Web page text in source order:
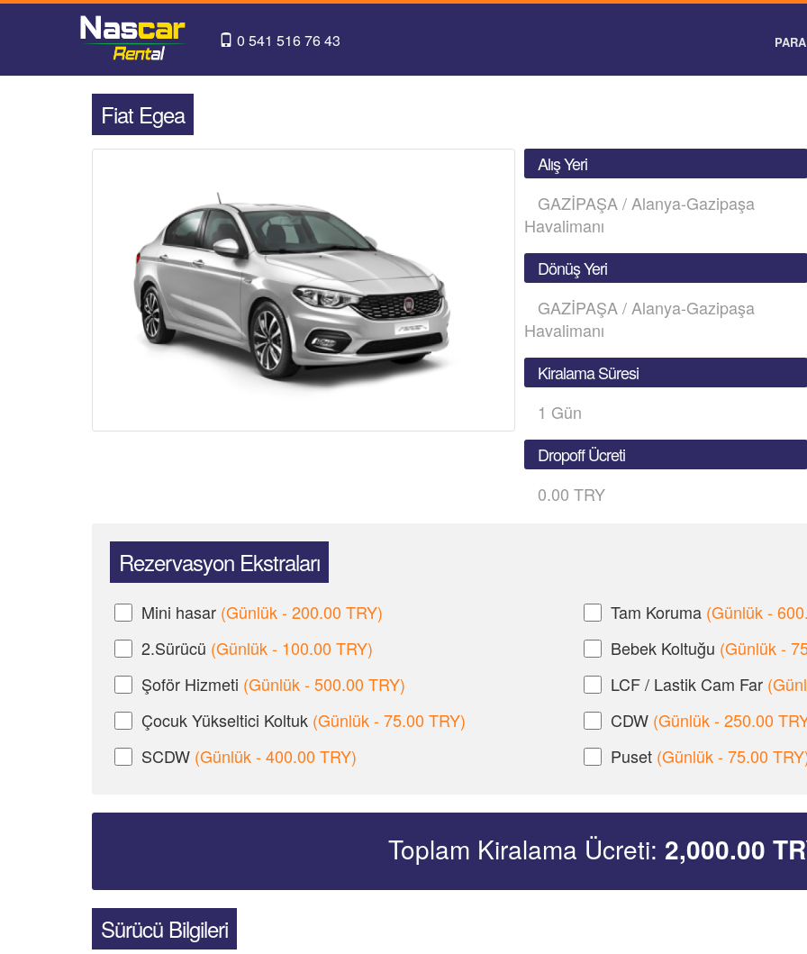
0 541 516 76 43
Fiat Egea
Alış Yeri
GAZİPAŞA / Alanya-Gazipaşa
Havalimanı
Dönüş Yeri
GAZİPAŞA / Alanya-Gazipaşa
Havalimanı
Kiralama Süresi
1 Gün
Dropoff Ücreti
0.00 TRY
Rezervasyon Ekstraları
Mini hasar (Günlük - 200.00 TRY) Tam Koruma (Günlük -
2.Sürücü (Günlük - 100.00 TRY) Bebek Koltuğu (Günlük -
Şoför Hizmeti (Günlük - 500.00 TRY) LCF / Lastik Cam Far
Çocuk Yükseltici Koltuk (Günlük - 75.00 TRY) CDW (Günlük - 250.00
SCDW (Günlük - 400.00 TRY) Puset (Günlük - 75.00
Toplam Kiralama Ücreti: 2,000.00
Sürücü Bilgileri